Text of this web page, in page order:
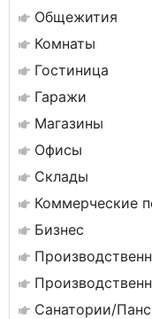
Общежития
Комнаты
Гостиница
Гаражи
Магазины
Офисы
Склады
Коммерческие
Бизнес
Санатории/